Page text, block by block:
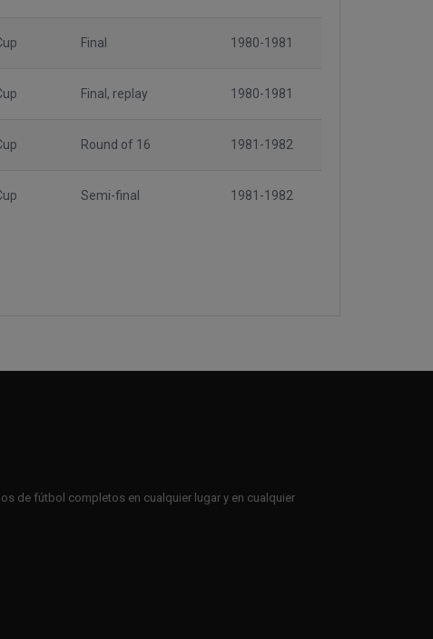
Final 1980-1981
Final, replay 1980-1981
Round of 16 1981-1982
Semi-final 1981-1982
de fútbol completos en cualquier lugar y en cualquier